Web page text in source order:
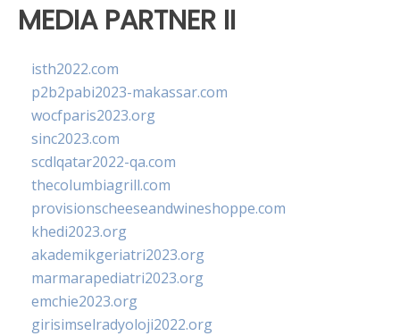
MEDIA PARTNER II
isth2022.com
p2b2pabi2023-makassar.com
wocfparis2023.org
sinc2023.com
scdlqatar2022-qa.com
thecolumbiagrill.com
provisionscheeseandwineshoppe.com
khedi2023.org
akademikgeriatri2023.org
marmarapediatri2023.org
emchie2023.org
girisimselradyoloji2022.org